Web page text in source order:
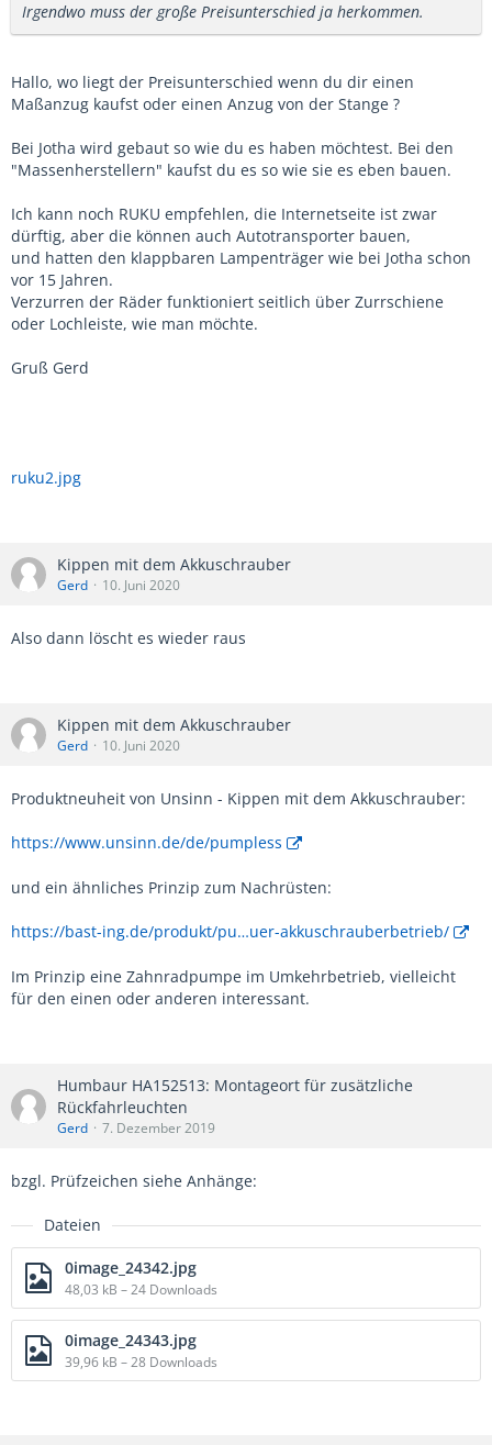
Irgendwo muss der große Preisunterschied ja herkommen.
Hallo, wo liegt der Preisunterschied wenn du dir einen
Maßanzug kaufst oder einen Anzug von der Stange ?
Bei Jotha wird gebaut so wie du es haben möchtest. Bei den
"Massenherstellern" kaufst du es so wie sie es eben bauen.
Ich kann noch RUKU empfehlen, die Internetseite ist zwar
dürftig, aber die können auch Autotransporter bauen,
und hatten den klappbaren Lampenträger wie bei Jotha schon
vor 15 Jahren.
Verzurren der Räder funktioniert seitlich über Zurrschiene
oder Lochleiste, wie man möchte.
Gruß Gerd
ruku2.jpg
Kippen mit dem Akkuschrauber
Gerd 10. Juni 2020
Also dann löscht es wieder raus
Kippen mit dem Akkuschrauber
Gerd 10. Juni 2020
Produktneuheit von Unsinn - Kippen mit dem Akkuschrauber:
https://www.unsinn.de/de/pumpless
und ein ähnliches Prinzip zum Nachrüsten:
https://bast-ing.de/produkt/pu…uer-akkuschrauberbetrieb/
Im Prinzip eine Zahnradpumpe im Umkehrbetrieb, vielleicht
für den einen oder anderen interessant.
Humbaur HA152513: Montageort für zusätzliche
Rückfahrleuchten
Gerd 7. Dezember 2019
bzgl. Prüfzeichen siehe Anhänge:
Dateien
0image_24342.jpg
48,03 kB – 24 Downloads
0image_24343.jpg
39,96 kB – 28 Downloads